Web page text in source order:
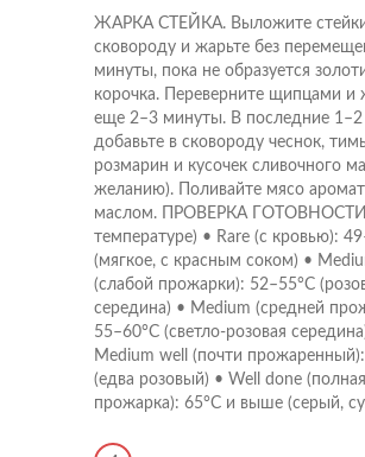
ЖАРКА СТЕЙКА. Выложите
сковороду и жарьте без
минуты, пока не образуется
корочка. Переверните щипцами и
еще 2–3 минуты. В последние
добавьте в сковороду чеснок,
розмарин и кусочек сливочного
желанию). Поливайте мясо
маслом. ПРОВЕРКА
температуре) • Rare (с кровью):
(мягкое, с красным соком) •
(слабой прожарки): 52–55°C
середина) • Medium (средней
55–60°C (светло-розовая
Medium well (почти
(едва розовый) • Well done (полная
прожарка): 65°C и выше (серый,